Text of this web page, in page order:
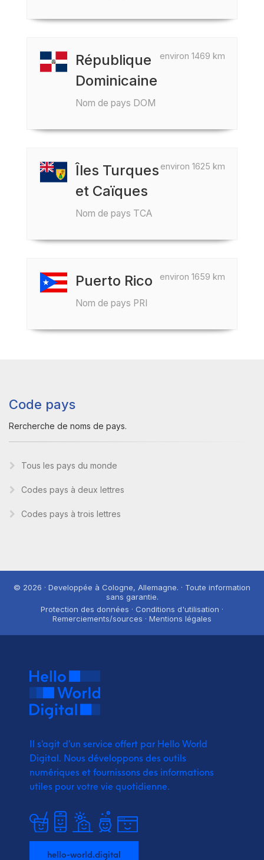
environ 1469 km
République
Dominicaine
Nom de pays DOM
environ 1625 km
Îles Turques
et Caïques
Nom de pays TCA
environ 1659 km
Puerto Rico
Nom de pays PRI
Code pays
Rercherche de noms de pays.
Tous les pays du monde
Codes pays à deux lettres
Codes pays à trois lettres
© 2026 · Developpée à Cologne, Allemagne. · Toute information
sans garantie.
Protection des données · Conditions d'utilisation ·
Remerciements/sources · Mentions légales
Il s'agit d'un service offert par Hello World
Digital. Nous développons des outils
numériques et fournissons des informations
utiles pour votre vie quotidienne.
hello-world.digital